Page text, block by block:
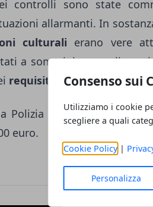
Consenso sui
Utilizziamo i cookie
scegliere a quali
Cookie Policy|
Personalizza
controlli sono state
allarmanti. In
culturali erano vere
a somministrare
requisiti professionali .
Polizia Stradale hanno
euro.